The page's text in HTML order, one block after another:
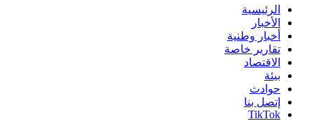
الرئيسية
الأخبار
أخبار وطنية
تقارير خاصة
الاقتصاد
بيئة
حوادث
إتصل بنا
TikTok